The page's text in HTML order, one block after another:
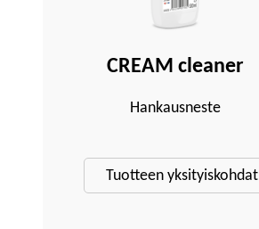
CREAM cleaner
Hankausneste
Tuotteen yksityiskohdat